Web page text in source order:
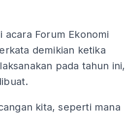
Forum Ekonomi
demikian ketika
pada tahun ini,
kita, seperti mana